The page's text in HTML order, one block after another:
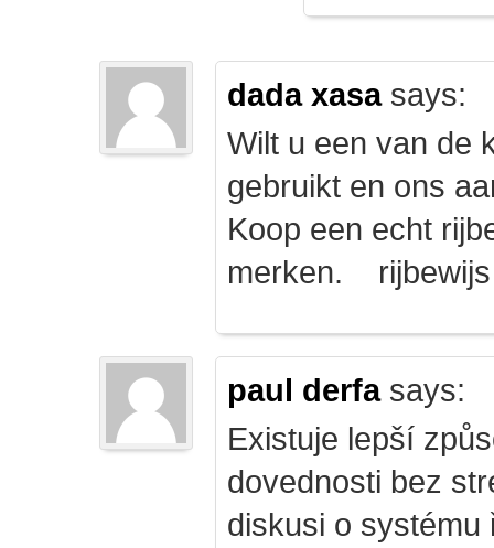
dada xasasays:
Wilt u een van de
gebruikt en ons
Koop een echt
merken.
paul derfasays:
Existuje lepší
dovednosti bez
diskusi o